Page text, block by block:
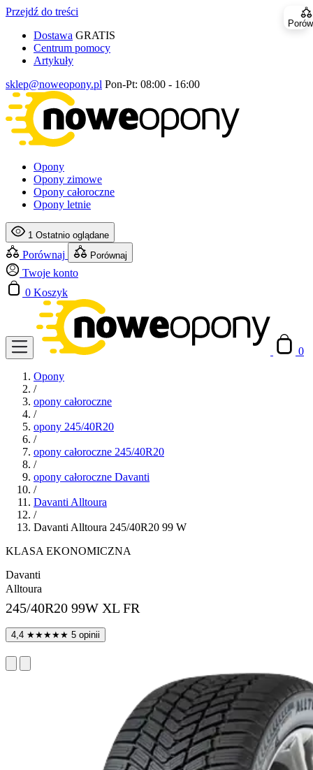
Przejdź do treści
Dostawa GRATIS
Centrum pomocy
Artykuły
sklep@noweopony.pl Pon-Pt: 08:00 - 16:00
Opony
Opony zimowe
Opony całoroczne
Opony letnie
1 Ostatnio oglądane
Porównaj Porównaj
Twoje konto
0 Koszyk
0
Opony
/
opony całoroczne
/
opony 245/40R20
/
opony całoroczne 245/40R20
/
opony całoroczne Davanti
/
Davanti Alltoura
/
Davanti Alltoura 245/40R20 99 W
KLASA EKONOMICZNA
Davanti
Alltoura
245/40R20 99W XL FR
4,4 ★★★★★ 5 opinii